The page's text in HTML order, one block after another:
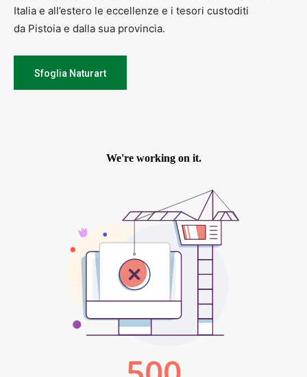
Italia e all’estero le eccellenze e i tesori custoditi
da Pistoia e dalla sua provincia.
Sfoglia Naturart